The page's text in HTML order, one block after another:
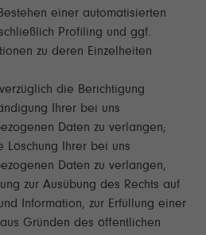
einer automatisierten
Profiling und ggf.
zu deren Einzelheiten
die Berichtigung
Ihrer bei uns
Daten zu verlangen;
Löschung Ihrer bei uns
Daten zu verlangen,
zur Ausübung des Rechts auf
Information, zur Erfüllung einer
Gründen des öffentlichen